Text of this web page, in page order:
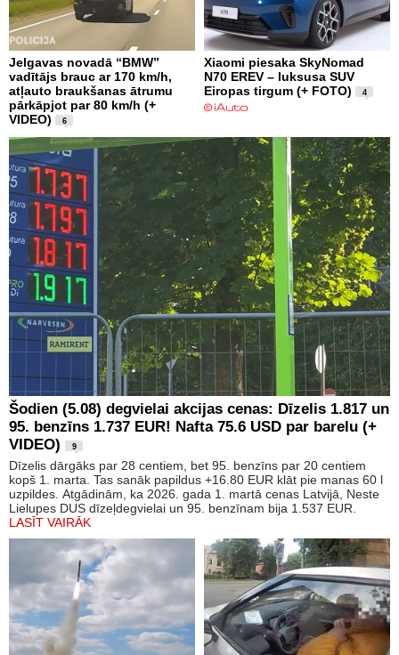
Jelgavas novadā “BMW”
vadītājs brauc ar 170 km/h,
atļauto braukšanas ātrumu
pārkāpjot par 80 km/h (+
VIDEO)
6
Xiaomi piesaka SkyNomad
N70 EREV – luksusa SUV
Eiropas tirgum (+ FOTO)
4
Šodien (5.08) degvielai akcijas cenas: Dīzelis 1.817 un
95. benzīns 1.737 EUR! Nafta 75.6 USD par barelu (+
VIDEO)
9
Dīzelis dārgāks par 28 centiem, bet 95. benzīns par 20 centiem
kopš 1. marta. Tas sanāk papildus +16.80 EUR klāt pie manas 60 l
uzpildes. Atgādinām, ka 2026. gada 1. martā cenas Latvijā, Neste
Lielupes DUS dīzeļdegvielai un 95. benzīnam bija 1.537 EUR.
LASĪT VAIRĀK